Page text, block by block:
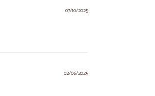
07/10/2025
02/06/2025